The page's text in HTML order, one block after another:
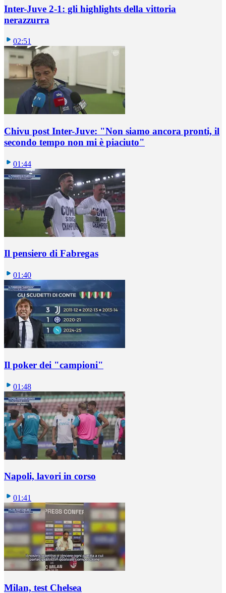
Inter-Juve 2-1: gli highlights della vittoria
nerazzurra
02:51
Chivu post Inter-Juve: "Non siamo ancora pronti, il
secondo tempo non mi è piaciuto"
01:44
Il pensiero di Fabregas
01:40
Il poker dei "campioni"
01:48
Napoli, lavori in corso
01:41
Milan, test Chelsea